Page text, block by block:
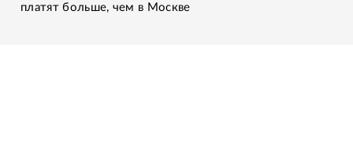
платят больше, чем в Москве